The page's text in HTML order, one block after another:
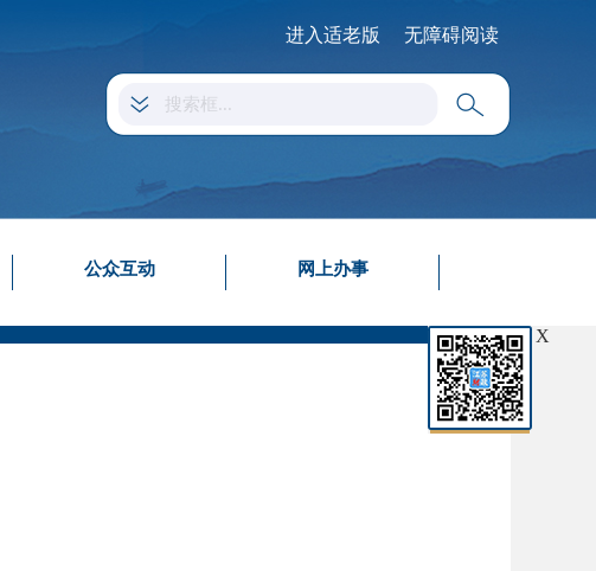
进入适老版 无障碍阅读
公众互动 网上办事
X